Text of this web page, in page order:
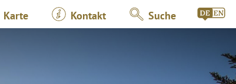
Karte Kontakt Suche